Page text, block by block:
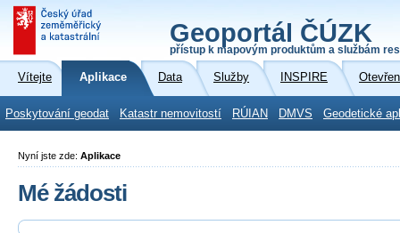
Geoportál ČÚZK
přístup k mapovým produktům a službám
Vítejte Aplikace Data Služby INSPIRE
Poskytování geodat Katastr nemovitostí RÚIAN DMVS Geodetické
Nyní jste zde: Aplikace
Mé žádosti